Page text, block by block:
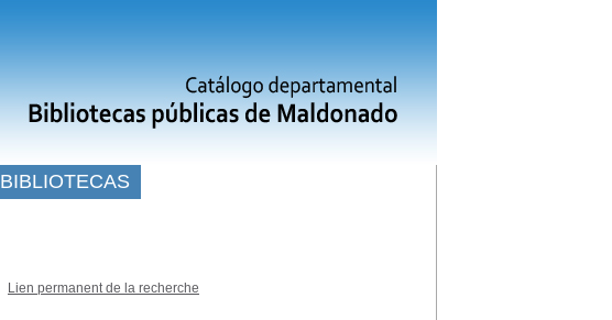
Lien permanent de la recherche
BIBLIOTECAS